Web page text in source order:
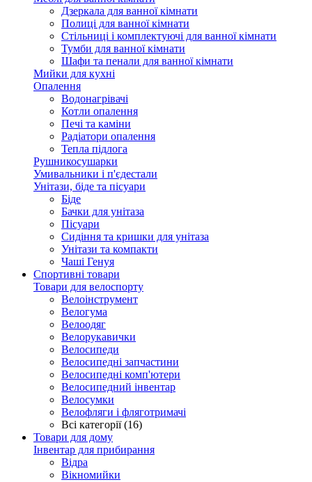
Дзеркала для ванної кімнати
Полиці для ванної кімнати
Стільниці і комплектуючі для ванної кімнати
Тумби для ванної кімнати
Шафи та пенали для ванної кімнати
Мийки для кухні
Опалення
Водонагрівачі
Котли опалення
Печі та каміни
Радіатори опалення
Тепла підлога
Рушникосушарки
Умивальники і п'єдестали
Унітази, біде та пісуари
Біде
Бачки для унітаза
Пісуари
Сидіння та кришки для унітаза
Унітази та компакти
Чаші Генуя
Спортивні товари
Товари для велоспорту
Велоінструмент
Велогума
Велоодяг
Велорукавички
Велосипеди
Велосипедні запчастини
Велосипедні комп'ютери
Велосипедний інвентар
Велосумки
Велофляги і фляготримачі
Всі категорії (16)
Товари для дому
Інвентар для прибирання
Відра
Вікномийки